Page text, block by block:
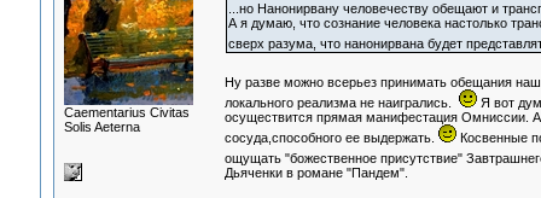
Сaementarius Civitas
Solis Aeterna
...но Нанонирвану человечеству обещают и
А я думаю, что сознание человека настолько
сверх разума, что нанонирвана будет
Ну разве можно всерьез принимать обещания
локального реализма не наигрались.
Я вот
осуществится прямая манифестация Омниссии. А
сосуда,способного ее выдержать.
Косвенные
ощущать "божественное присутствие"
Дьяченки в романе "Пандем".